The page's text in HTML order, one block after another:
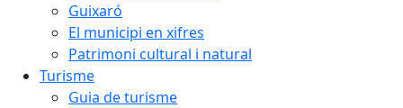
Guixaró
El municipi en xifres
Patrimoni cultural i natural
Turisme
Guia de turisme